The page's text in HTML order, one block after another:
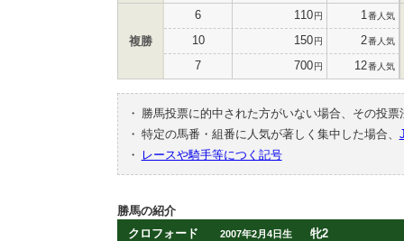
複勝
6 110円 1 番人気
10 150円 2番人気
7 700円 12番人気
・
勝馬投票に的中された方がいない場合、その投
・ 特定の馬番・組番に人気が著しく集中した場合、
・
レースや騎手等につく記号
勝馬の紹介
クロフォード
2007年2月4日生 牝2